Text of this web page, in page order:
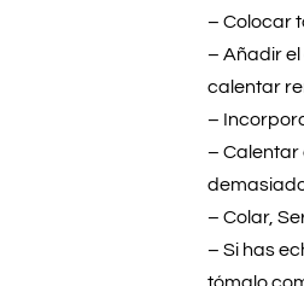
– Colocar
– Añadir
calentar
–
– Calentar
– Colar,
– Si has